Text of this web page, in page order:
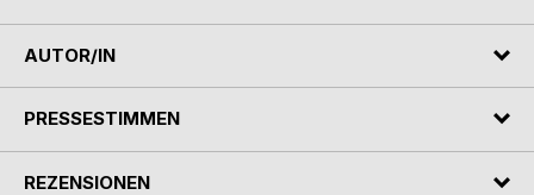
AUTOR/IN
PRESSESTIMMEN
REZENSIONEN